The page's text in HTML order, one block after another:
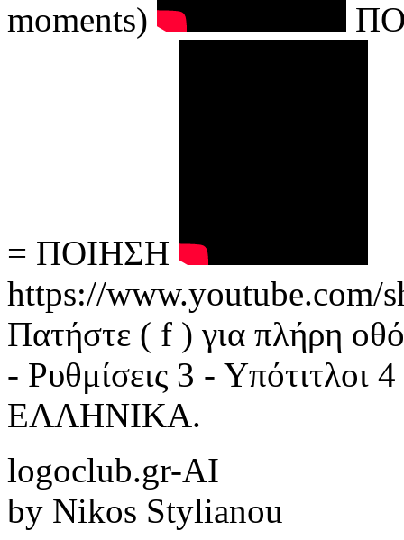
moments)
= ΠΟΙΗΣΗ
https://www.youtube.com/
Πατήστε ( f ) για πλήρη
- Ρυθμίσεις 3 - Υπότιτλοι
ΕΛΛΗΝΙΚΑ.
logoclub.gr-AI
by Nikos Stylianou